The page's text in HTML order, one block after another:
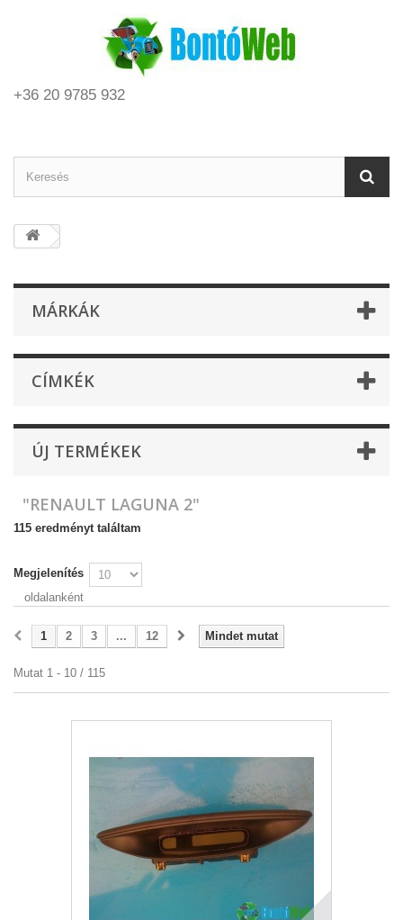
+36 20 9785 932
MÁRKÁK
CÍMKÉK
ÚJ TERMÉKEK
"RENAULT LAGUNA 2"
115 eredményt találtam
Megjelenítés
oldalanként
Mindet mutat
1 2 3 ... 12
Mutat 1 - 10 / 115